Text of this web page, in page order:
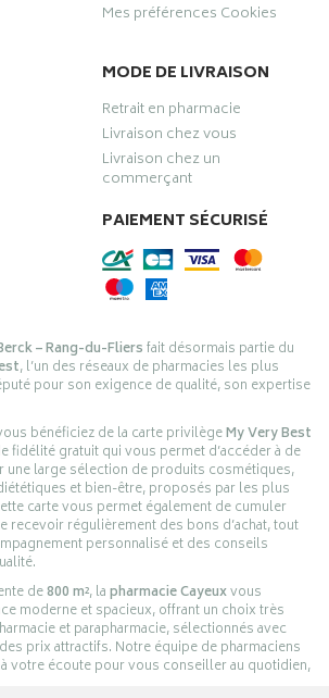
Mes préférences Cookies
MODE DE LIVRAISON
Retrait en pharmacie
Livraison chez vous
Livraison chez un
commerçant
PAIEMENT SÉCURISÉ
– Rang-du-Fliersfait désormais partie du
, l’un des réseaux de pharmacies les plus
pour son exigence de qualité, son expertise
bénéficiez de la carte privilègeMy Very Best
fidélité gratuit qui vous permet d’accéder à de
une large sélection de produits cosmétiques,
et bien-être, proposés par les plus
carte vous permet également de cumuler
recevoir régulièrement des bons d’achat, tout
personnalisé et des conseils
de800 m², lapharmacie Cayeuxvous
moderne et spacieux, offrant un choix très
et parapharmacie, sélectionnés avec
prix attractifs. Notre équipe de pharmaciens
votre écoute pour vous conseiller au quotidien,